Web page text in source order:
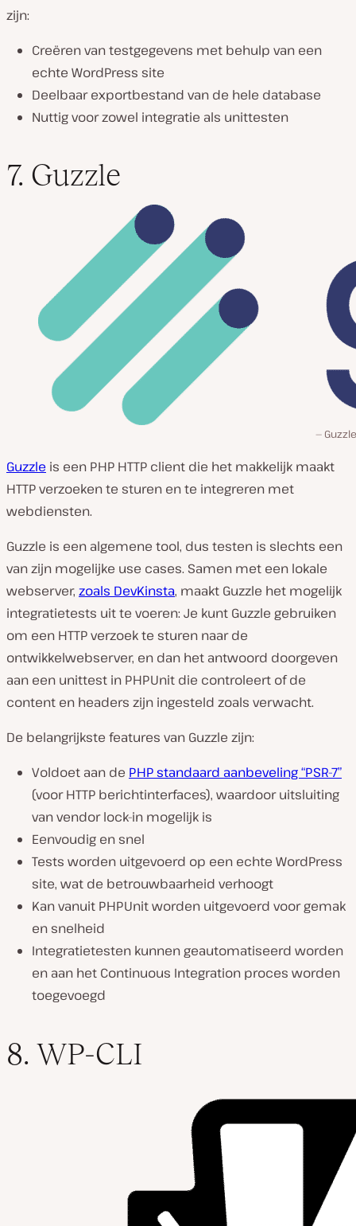
zijn:
Creëren van testgegevens met behulp van een
echte WordPress site
Deelbaar exportbestand van de hele database
Nuttig voor zowel integratie als unittesten
7. Guzzle
Guzzle is een PHP HTTP client die het makkelijk maakt
HTTP verzoeken te sturen en te integreren met
webdiensten.
Guzzle is een algemene tool, dus testen is slechts een
van zijn mogelijke use cases. Samen met een lokale
webserver, zoals DevKinsta, maakt Guzzle het mogelijk
integratietests uit te voeren: Je kunt Guzzle gebruiken
om een HTTP verzoek te sturen naar de
ontwikkelwebserver, en dan het antwoord doorgeven
aan een unittest in PHPUnit die controleert of de
content en headers zijn ingesteld zoals verwacht.
De belangrijkste features van Guzzle zijn:
Voldoet aan de PHP standaard aanbeveling “PSR-7”
(voor HTTP berichtinterfaces), waardoor uitsluiting
van vendor lock-in mogelijk is
Eenvoudig en snel
Tests worden uitgevoerd op een echte WordPress
site, wat de betrouwbaarheid verhoogt
Kan vanuit PHPUnit worden uitgevoerd voor gemak
en snelheid
Integratietesten kunnen geautomatiseerd worden
en aan het Continuous Integration proces worden
toegevoegd
8. WP-CLI